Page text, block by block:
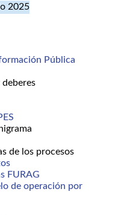
2025
Pública
de los procesos
FURAG
de operación por